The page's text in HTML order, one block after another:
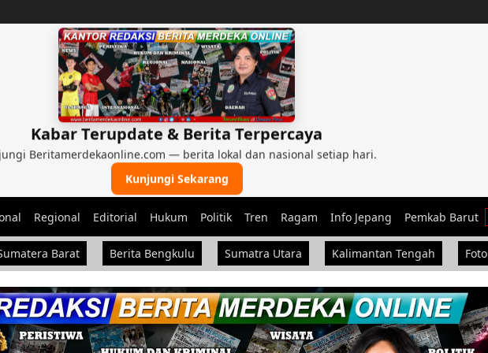
Kabar Terupdate & Berita Terpercaya
Beritamerdekaonline.com — berita lokal dan nasional setiap hari.
Kunjungi Sekarang
dan Nasional
Regional Editorial Hukum Politik Tren Ragam Info Jepang Pemkab Barut
Barat Berita Bengkulu Sumatra Utara Kalimantan Tengah Foto